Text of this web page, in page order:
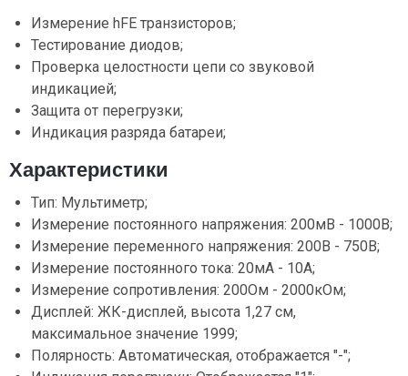
Измерение hFE транзисторов;
Тестирование диодов;
Проверка целостности цепи со звуковой
индикацией;
Защита от перегрузки;
Индикация разряда батареи;
Характеристики
Тип: Мультиметр;
Измерение постоянного напряжения: 200мВ - 1000В;
Измерение переменного напряжения: 200В - 750В;
Измерение постоянного тока: 20мА - 10А;
Измерение сопротивления: 200Ом - 2000кОм;
Дисплей: ЖК-дисплей, высота 1,27 см,
максимальное значение 1999;
Полярность: Автоматическая, отображается "-";